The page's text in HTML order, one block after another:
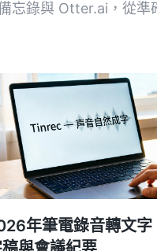
忘錄與 Otter.ai，從準
年筆電錄音轉文